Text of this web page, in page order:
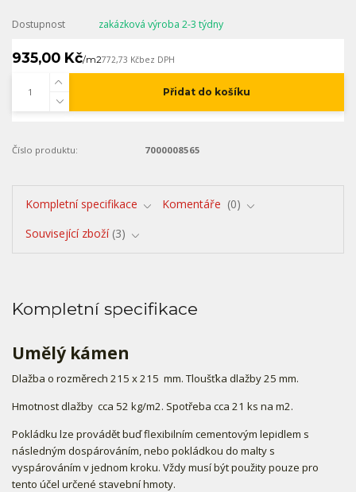
Dostupnost zakázková výroba 2-3 týdny
935,00 Kč/m2772,73 Kčbez DPH
Přidat do košíku
Číslo produktu: 7000008565
Kompletní specifikace Komentáře
0
Související zboží 3
Kompletní specifikace
Umělý kámen
Dlažba o rozměrech 215 x 215 mm. Tloušťka dlažby 25 mm.
Hmotnost dlažby cca 52 kg/m2. Spotřeba cca 21 ks na m2.
Pokládku lze provádět buď flexibilním cementovým lepidlem s
následným dospárováním, nebo pokládkou do malty s
vyspárováním v jednom kroku. Vždy musí být použity pouze pro
tento účel určené stavební hmoty.